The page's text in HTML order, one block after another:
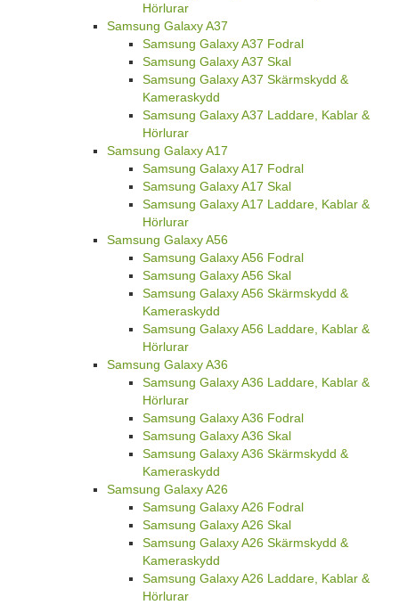
Hörlurar
Samsung Galaxy A37
Samsung Galaxy A37 Fodral
Samsung Galaxy A37 Skal
Samsung Galaxy A37 Skärmskydd &
Kameraskydd
Samsung Galaxy A37 Laddare, Kablar &
Hörlurar
Samsung Galaxy A17
Samsung Galaxy A17 Fodral
Samsung Galaxy A17 Skal
Samsung Galaxy A17 Laddare, Kablar &
Hörlurar
Samsung Galaxy A56
Samsung Galaxy A56 Fodral
Samsung Galaxy A56 Skal
Samsung Galaxy A56 Skärmskydd &
Kameraskydd
Samsung Galaxy A56 Laddare, Kablar &
Hörlurar
Samsung Galaxy A36
Samsung Galaxy A36 Laddare, Kablar &
Hörlurar
Samsung Galaxy A36 Fodral
Samsung Galaxy A36 Skal
Samsung Galaxy A36 Skärmskydd &
Kameraskydd
Samsung Galaxy A26
Samsung Galaxy A26 Fodral
Samsung Galaxy A26 Skal
Samsung Galaxy A26 Skärmskydd &
Kameraskydd
Samsung Galaxy A26 Laddare, Kablar &
Hörlurar